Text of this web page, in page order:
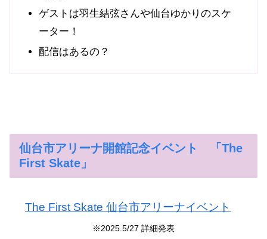
ゲストは羽生結弦さんや仙台ゆかりのスケ
ーター！
配信はあるの？
仙台市アリーナ開館記念イベント 「The
First Skate」
The First Skate 仙台市アリーナイベント
※2025.5/27 詳細発表